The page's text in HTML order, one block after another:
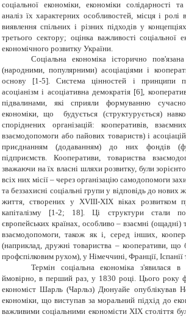
соціальної економіки, економіки солідарності
аналіз їх характерних особливостей, місця і ролі
виявлення спільних і різних підходів у
третього сектору; оцінка важливості соціальної
економічного розвитку України.
Соціальна економіка історично
(народними, популярними) асоціаціями і
основу [1-5]. Система цінностей і принципи
асоціанізм і асоціативна демократія [6],
підвалинами, які сприяли формуванню
економіки, що будується (структурується)
споріднених організацій: кооперативів,
взаємодопомоги або пайових товариств) і
приєднанням (додаванням) до них фондів
підприємств. Кооперативи, товариства
зважаючи на їх власні шляхи розвитку, були
всіх них місії – через організацію самодопомоги
та беззахисні соціальні групи у відповідь до
життя, створених у XVIII-XIX віках розвитком
капіталізму [1-2; 18]. Ці структури стали
європейських країнах, особливо – взаємні (ощадні)
взаємодопомоги, також як і, серед інших,
(наприклад, дружні товариства – кооперативи, що
профспілковим рухом), у Німеччині, Франції, Іспанії
Термін соціальна економіка з'явилася в
ймовірно, в перший раз, у 1830 році. Цього року
економіст Шарль (Чарльз) Дюнуайе опублікував
економіки, що виступав за моральний підхід до
важливими соціальними економісти ХІХ століття